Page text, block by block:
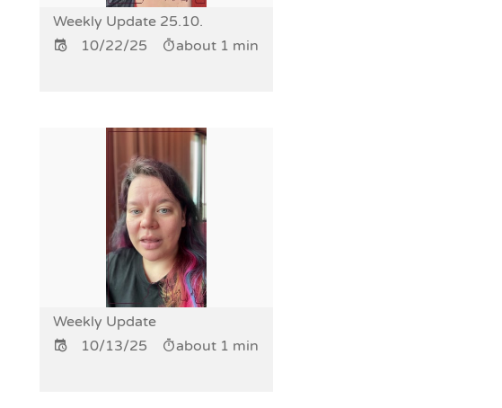
Weekly Update 25.10.
10/22/25
about 1 min
Weekly Update
10/13/25
about 1 min